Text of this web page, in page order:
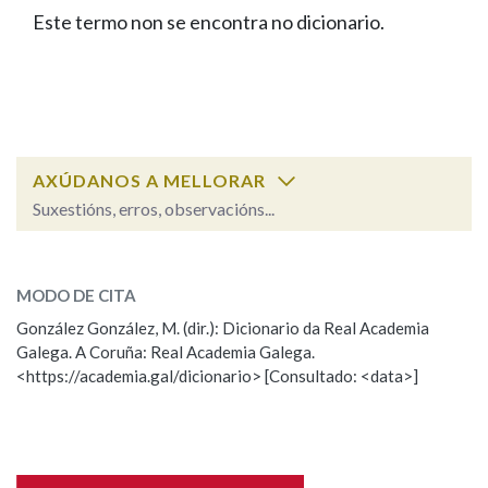
FIGURAS HOMENAXEADAS
PORTAL DAS PALABRAS
Facebook
TwitterYoutubeInstagram
Bluesky
BUSCAR NOS LEMAS
Remata por
BUSCAR NO CONTIDO
Nas definicións
Este termo non se encontra no dicionario.
AXÚDANOS A MELLORAR
Suxestións, erros, observacións...
Observación
Nome
MODO DE CITA
González González, M. (dir.): Dicionario da Real Academia
Galega. A Coruña: Real Academia Galega.
<https://academia.gal/dicionario> [Consultado: <data>]